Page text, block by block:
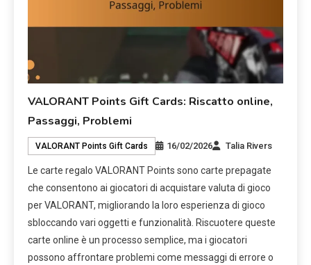
VALORANT Points Gift Cards: Riscatto online,
Passaggi, Problemi
VALORANT Points Gift Cards 16/02/2026 Talia Rivers
Le carte regalo VALORANT Points sono carte prepagate
che consentono ai giocatori di acquistare valuta di gioco
per VALORANT, migliorando la loro esperienza di gioco
sbloccando vari oggetti e funzionalità. Riscuotere queste
carte online è un processo semplice, ma i giocatori
possono affrontare problemi come messaggi di errore o